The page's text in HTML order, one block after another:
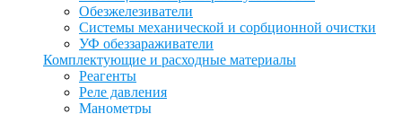
Обезжелезиватели
Системы механической и сорбционной очистки
УФ обеззараживатели
Комплектующие и расходные материалы
Реагенты
Реле давления
Манометры